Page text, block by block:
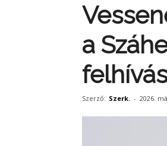
a
Szerző: Szerk. - 2026.